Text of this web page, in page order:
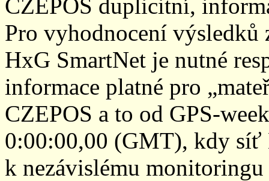
CZEPOS duplicitní,
Pro vyhodnocení
HxG SmartNet je nutné
informace platné pro
CZEPOS a to od GPS-
0:00:00,00 (GMT), kdy síť
k nezávislému